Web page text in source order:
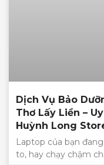
Dịch Vụ Bảo
Thơ Lấy Liền –
Huỳnh Long
Laptop của bạn
to, hay chạy chậm